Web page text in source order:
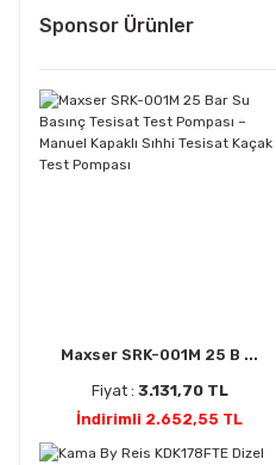
Sponsor Ürünler
Maxser SRK-001M 25 B ...
Fiyat : 3.131,70 TL
İndirimli 2.652,55 TL